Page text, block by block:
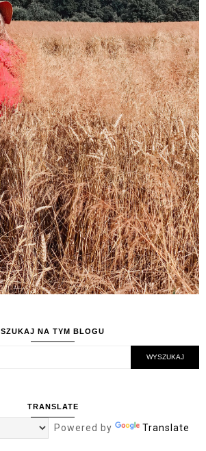
SZUKAJ NA TYM BLOGU
TRANSLATE
Powered by Translate